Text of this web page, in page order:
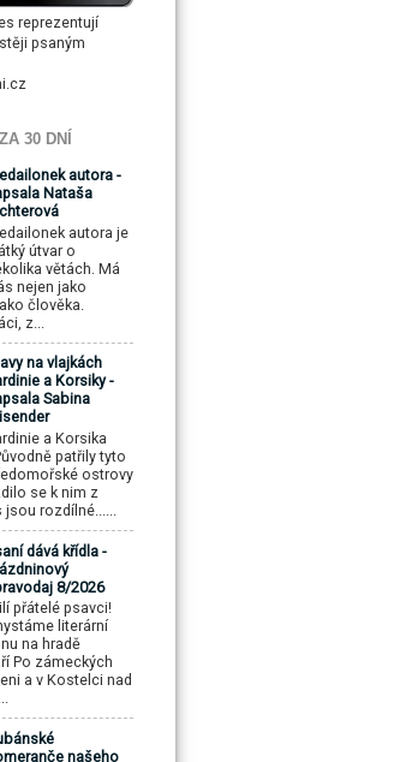
reprezentují
psaným
30 DNÍ
autora -
Nataša
autora je
útvar o
větách. Má
nejen jako
člověka.
z...
na vlajkách
a Korsiky -
Sabina
a Korsika
patřily tyto
ostrovy
se k nim z
rozdílné......
dává křídla -
8/2026
přátelé psavci!
literární
na hradě
Po zámeckých
a v Kostelci nad
našeho